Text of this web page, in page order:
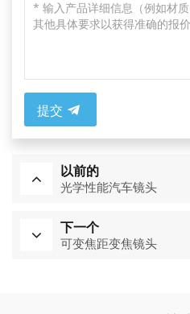
提交
以前的
光学性能汽车镜头
下一个
可变焦距变焦镜头